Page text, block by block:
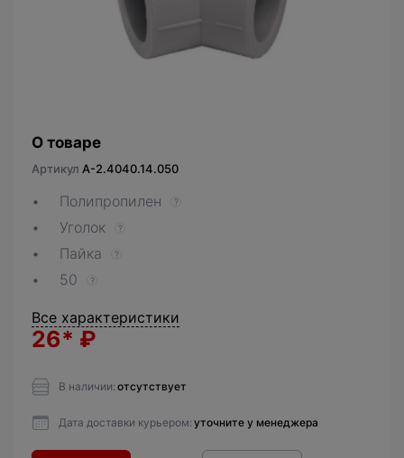
О товаре
Артикул A-2.4040.14.050
Полипропилен ?
Уголок ?
Пайка ?
50 ?
Все характеристики
26* ₽
В наличии: отсутствует
Дата доставки курьером: уточните у менеджера